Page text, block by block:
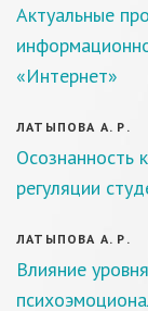
Актуальные
«Интернет»
ЛАТЫПОВА А. Р.
Осознанность
регуляции
ЛАТЫПОВА А. Р.
Влияние